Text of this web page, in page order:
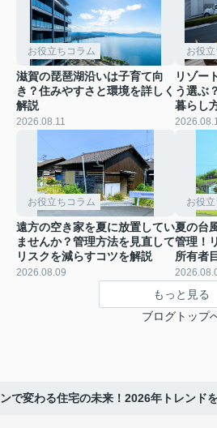
お役立ちコラム
滋賀の琵琶湖沿いは子育て向
き？住みやすさと環境を詳しく
解説
2026.08.11
お役
リゾー
う選ぶ
暮らし
お役立ちコラム
遠方の空き家を夏に放置してい
ませんか？管理方法を見直して
リスクを減らすコツを解説
2026.08.09
お役
夏の台
管理！
所有者
もっと見る
ブログトップ
で変わる住宅の未来！2026年トレンド